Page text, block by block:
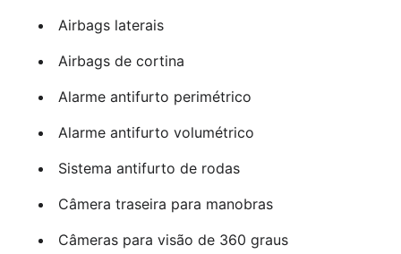
Airbags laterais
Airbags de cortina
Alarme antifurto perimétrico
Alarme antifurto volumétrico
Sistema antifurto de rodas
Câmera traseira para manobras
Câmeras para visão de 360 graus